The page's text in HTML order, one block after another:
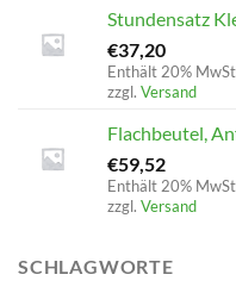
Stundensatz
€37,20
Enthält 20%
zzgl. Versand
Flachbeutel,
€59,52
Enthält 20%
zzgl. Versand
SCHLAGWORTE